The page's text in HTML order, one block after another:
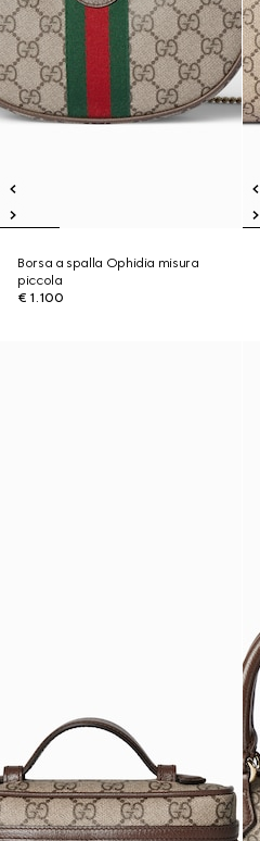
Borsa a spalla Ophidia misura
piccola
€ 1.100